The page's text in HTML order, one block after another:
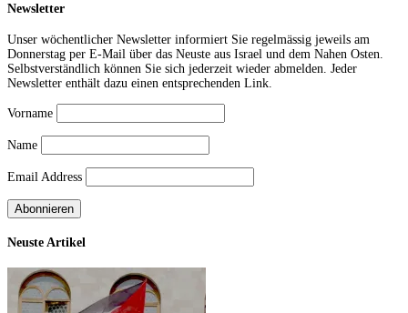
Newsletter
Unser wöchentlicher Newsletter informiert Sie regelmässig jeweils am
Donnerstag per E-Mail über das Neuste aus Israel und dem Nahen Osten.
Selbstverständlich können Sie sich jederzeit wieder abmelden. Jeder
Newsletter enthält dazu einen entsprechenden Link.
Vorname
Name
Email Address
Neuste Artikel